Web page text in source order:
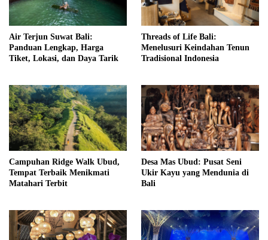
Air Terjun Suwat Bali:
Panduan Lengkap, Harga
Tiket, Lokasi, dan Daya Tarik
Threads of Life Bali:
Menelusuri Keindahan Tenun
Tradisional Indonesia
Campuhan Ridge Walk Ubud,
Tempat Terbaik Menikmati
Matahari Terbit
Desa Mas Ubud: Pusat Seni
Ukir Kayu yang Mendunia di
Bali